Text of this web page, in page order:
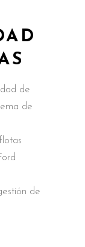
de
de
de